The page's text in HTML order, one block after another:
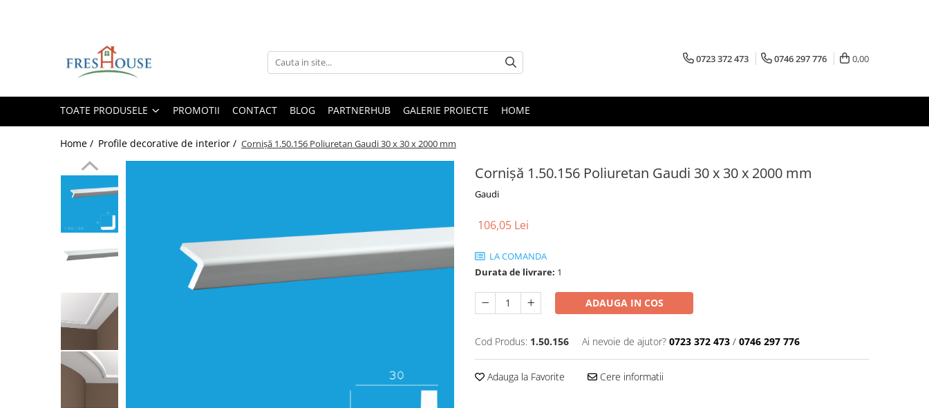
Profile decorative de exterior
Solbancuri Fereastra
Chei de bolta
Console de exterior
Colțare de exterior
Coloane de exterior
Profile decorative de interior
Cornișe din poliuretan
Plinte de interior
0723 372 473 0746 297 776 0,00
TOATE PRODUSELE PROMOTII CONTACT BLOG PARTNERHUB GALERIE PROIECTE HOME
Home / Profile decorative de interior / Cornișă 1.50.156 Poliuretan Gaudi 30 x 30 x 2000 mm
Cornișă 1.50.156 Poliuretan Gaudi 30 x 30 x 2000 mm
Gaudi
106,05 Lei
LA COMANDA
Durata de livrare: 1
ADAUGA IN COS
Cod Produs: 1.50.156 Ai nevoie de ajutor? 0723 372 473 / 0746 297 776
Adauga la Favorite Cere informatii